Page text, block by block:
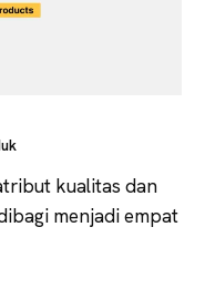
kualitas dan
menjadi empat